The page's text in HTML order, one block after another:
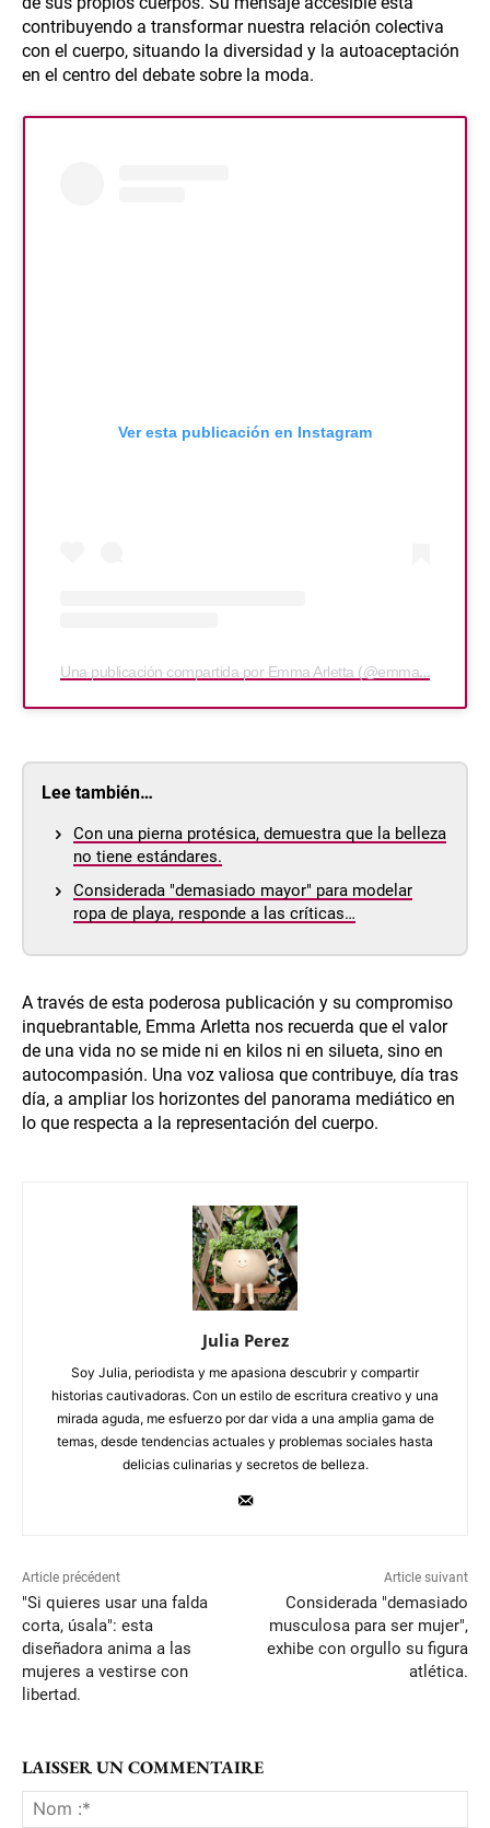
contribuyendo a transformar nuestra relación colectiva
con el cuerpo, situando la diversidad y la autoaceptación
en el centro del debate sobre la moda.
Ver esta publicación en Instagram
Una publicación compartida por Emma Arletta (@emma.arletta)
Lee también…
Con una pierna protésica, demuestra que la belleza
no tiene estándares.
Considerada "demasiado mayor" para modelar
ropa de playa, responde a las críticas…
A través de esta poderosa publicación y su compromiso
inquebrantable, Emma Arletta nos recuerda que el valor
de una vida no se mide ni en kilos ni en silueta, sino en
autocompasión. Una voz valiosa que contribuye, día tras
día, a ampliar los horizontes del panorama mediático en
lo que respecta a la representación del cuerpo.
Julia Perez
Soy Julia, periodista y me apasiona descubrir y compartir
historias cautivadoras. Con un estilo de escritura creativo y una
mirada aguda, me esfuerzo por dar vida a una amplia gama de
temas, desde tendencias actuales y problemas sociales hasta
delicias culinarias y secretos de belleza.
Article précédent
"Si quieres usar una falda
corta, úsala": esta
diseñadora anima a las
mujeres a vestirse con
libertad.
Article suivant
Considerada "demasiado
musculosa para ser mujer",
exhibe con orgullo su figura
atlética.
LAISSER UN COMMENTAIRE